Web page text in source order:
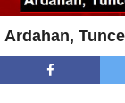
Ardahan,